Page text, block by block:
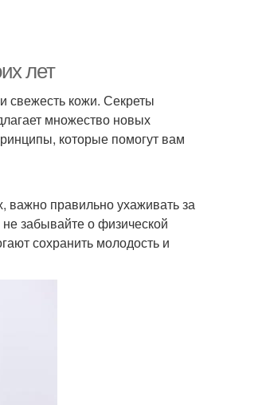
лет
свежесть кожи. Секреты
множество новых
которые помогут вам
правильно ухаживать за
забывайте о физической
сохранить молодость и